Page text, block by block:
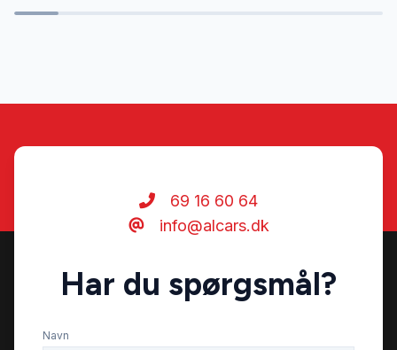
LED kørelys
Læderrat
Musikstreaming via bluetooth
69 16 60 64
info@alcars.dk
Har du spørgsmål?
Navn